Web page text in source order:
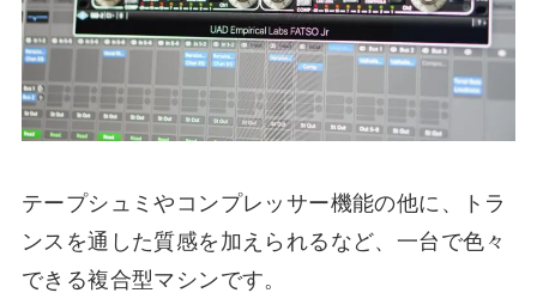
テープシュミやコンプレッサー機能の他に、トラ
ンスを通した質感を加えられるなど、一台で色々
できる複合型マシンです。